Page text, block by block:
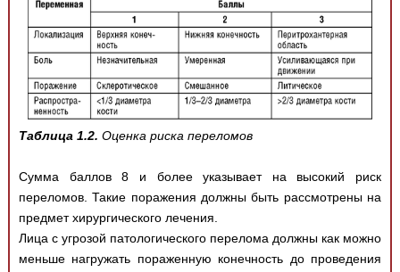
Таблица 1.2. Оценка риска переломов
Сумма баллов 8 и более указывает на высокий риск
переломов. Такие поражения должны быть рассмотрены на
предмет хирургического лечения.
Лица с угрозой патологического перелома должны как можно
меньше нагружать пораженную конечность до проведения